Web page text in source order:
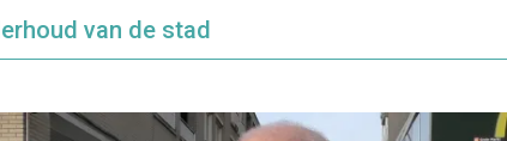
van de stad